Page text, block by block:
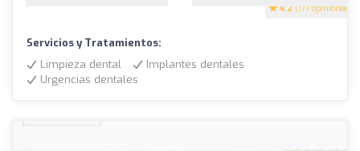
4.2 (177 opiniones)
Servicios y Tratamientos:
Limpieza dental
Implantes dentales
Urgencias dentales